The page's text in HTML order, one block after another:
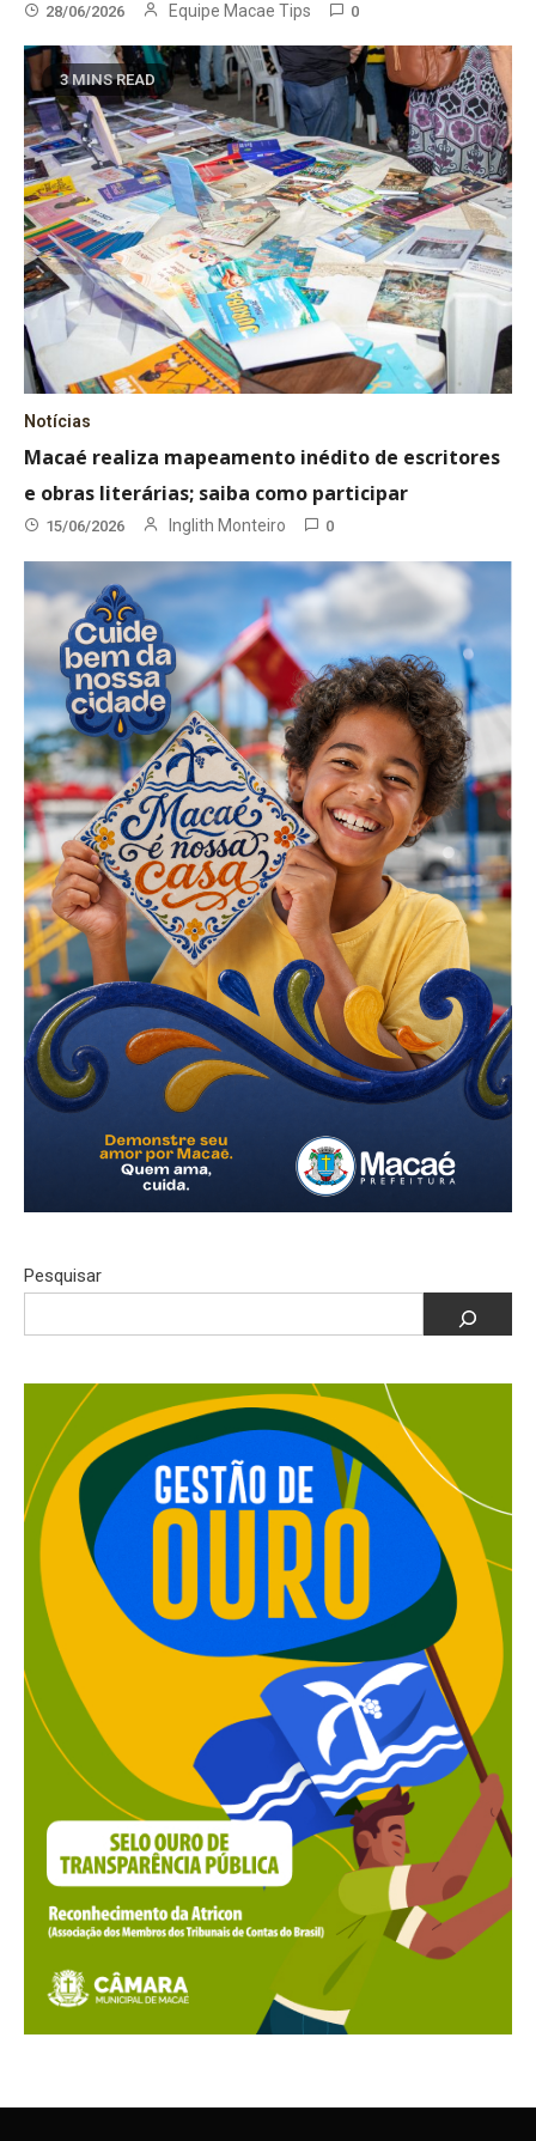
28/06/2026 Equipe Macae Tips 0
3 MINS READ
Notícias
Macaé realiza mapeamento inédito de escritores
e obras literárias; saiba como participar
15/06/2026 Inglith Monteiro 0
Pesquisar